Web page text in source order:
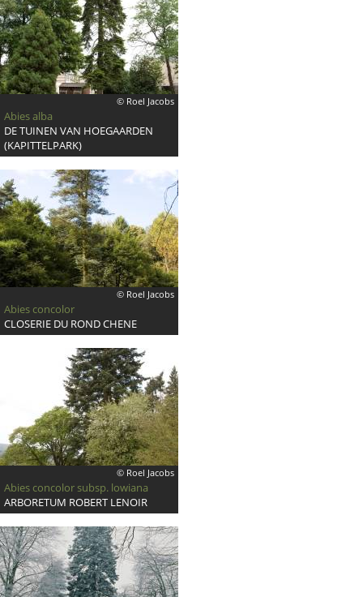
© Roel Jacobs
Abies alba
DE TUINEN VAN HOEGAARDEN
(KAPITTELPARK)
© Roel Jacobs
Abies concolor
CLOSERIE DU ROND CHENE
© Roel Jacobs
Abies concolor subsp. lowiana
ARBORETUM ROBERT LENOIR